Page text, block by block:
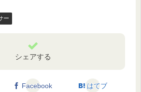
ー
シェアする
Facebook はてブ